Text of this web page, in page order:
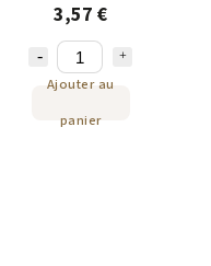
3,57 €
Ajouter au
panier